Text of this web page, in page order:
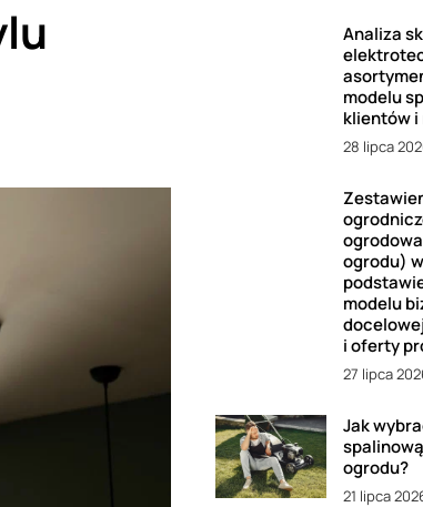
Analiza
modelu
klientów
28 lipca
ogrodu)
modelu
i oferty
27 lipca
Jak
ogrodu?
21 lipca